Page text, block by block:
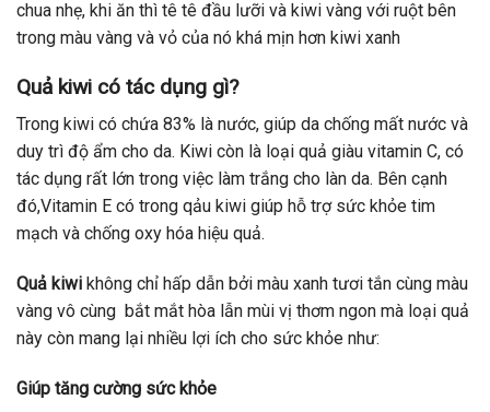
chua nhẹ, khi ăn thì tê tê đầu lưỡi và kiwi vàng với ruột bên
trong màu vàng và vỏ của nó khá mịn hơn kiwi xanh
Quả kiwi có tác dụng gì?
Trong kiwi có chứa 83% là nước, giúp da chống mất nước và
duy trì độ ẩm cho da. Kiwi còn là loại quả giàu vitamin C, có
tác dụng rất lớn trong việc làm trắng cho làn da. Bên cạnh
đó,Vitamin E có trong qảu kiwi giúp hỗ trợ sức khỏe tim
mạch và chống oxy hóa hiệu quả.
Quả kiwi không chỉ hấp dẫn bởi màu xanh tươi tắn cùng màu
vàng vô cùng bắt mắt hòa lẫn mùi vị thơm ngon mà loại quả
này còn mang lại nhiều lợi ích cho sức khỏe như:
Giúp tăng cường sức khỏe